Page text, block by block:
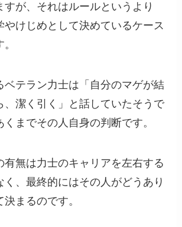
すが、それはルールというより
やけじめとして決めているケース
ベテラン力士は「自分のマゲが結
、潔く引く」と話していたそうで
までその人自身の判断です。
有無は力士のキャリアを左右する
く、最終的にはその人がどうあり
まるのです。